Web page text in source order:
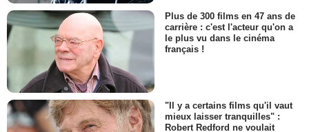
Plus de 300 films en 47 ans de
carrière : c'est l'acteur qu'on a
le plus vu dans le cinéma
français !
"Il y a certains films qu'il vaut
mieux laisser tranquilles" :
Robert Redford ne voulait